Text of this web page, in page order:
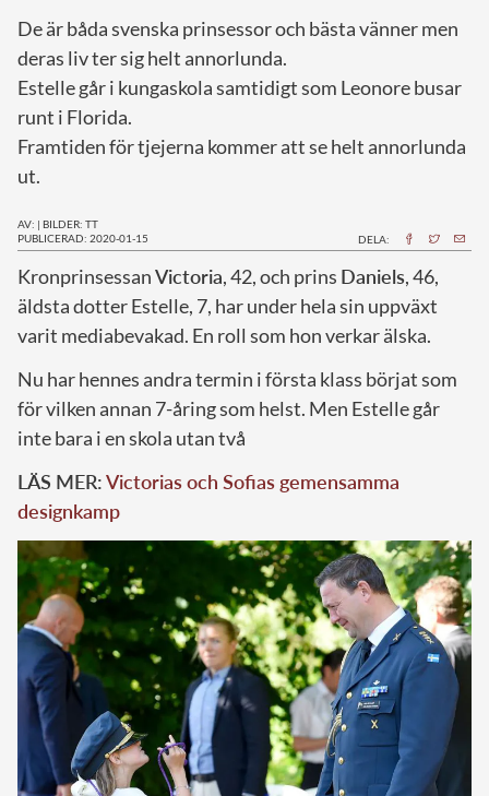
De är båda svenska prinsessor och bästa vänner men
deras liv ter sig helt annorlunda.
Estelle går i kungaskola samtidigt som Leonore busar
runt i Florida.
Framtiden för tjejerna kommer att se helt annorlunda
ut.
AV: | BILDER: TT
PUBLICERAD: 2020-01-15
DELA:
KronprinsessanVictoria, 42, och prins Daniels, 46,
äldsta dotter Estelle, 7, har under hela sin uppväxt
varit mediabevakad. En roll som hon verkar älska.
Nu har hennes andra termin i första klass börjat som
för vilken annan 7-åring som helst. Men Estelle går
inte bara i en skola utan två
LÄS MER:Victorias och Sofias gemensamma
designkamp